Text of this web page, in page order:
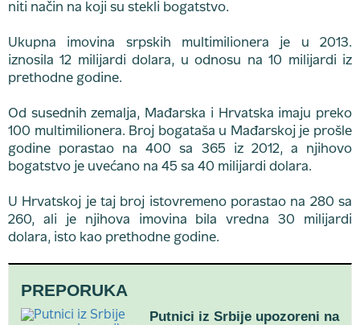
niti način na koji su stekli bogatstvo.
Ukupna imovina srpskih multimilionera je u 2013.
iznosila 12 milijardi dolara, u odnosu na 10 milijardi iz
prethodne godine.
Od susednih zemalja, Mađarska i Hrvatska imaju preko
100 multimilionera. Broj bogataša u Mađarskoj je prošle
godine porastao na 400 sa 365 iz 2012, a njihovo
bogatstvo je uvećano na 45 sa 40 milijardi dolara.
U Hrvatskoj je taj broj istovremeno porastao na 280 sa
260, ali je njihova imovina bila vredna 30 milijardi
dolara, isto kao prethodne godine.
PREPORUKA
Putnici iz Srbije upozoreni na